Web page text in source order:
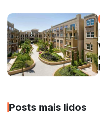
Posts mais lidos